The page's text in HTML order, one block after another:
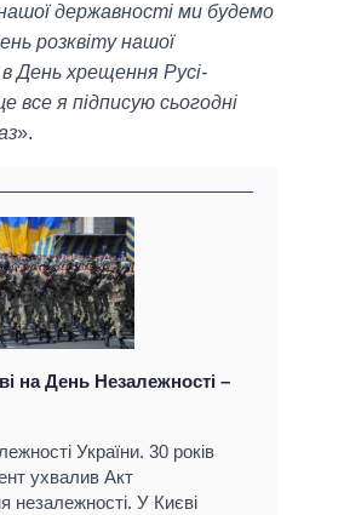
державності ми будемо
розквіту нашої
День хрещення Русі-
все я підписую сьогодні
».
на День Незалежності –
України. 30 років
ухвалив Акт
незалежності. У Києві